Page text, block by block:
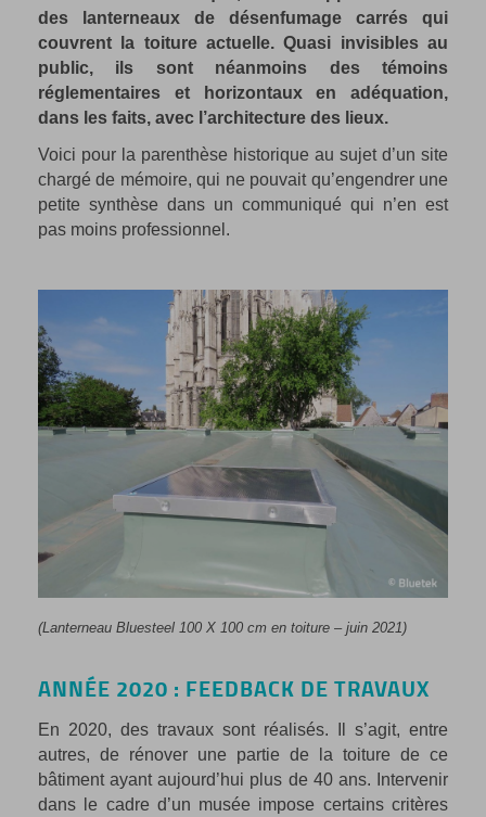
des lanterneaux de désenfumage carrés qui
couvrent la toiture actuelle. Quasi invisibles au
public, ils sont néanmoins des témoins
réglementaires et horizontaux en adéquation,
dans les faits, avec l’architecture des lieux.
Voici pour la parenthèse historique au sujet d’un site
chargé de mémoire, qui ne pouvait qu’engendrer une
petite synthèse dans un communiqué qui n’en est
pas moins professionnel.
(Lanterneau Bluesteel 100 X 100 cm en toiture – juin 2021)
ANNÉE 2020 : FEEDBACK DE TRAVAUX
En 2020, des travaux sont réalisés. Il s’agit, entre
autres, de rénover une partie de la toiture de ce
bâtiment ayant aujourd’hui plus de 40 ans. Intervenir
dans le cadre d’un musée impose certains critères